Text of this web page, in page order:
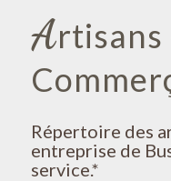
Artisans
Répertoire des
entreprise de
service.*